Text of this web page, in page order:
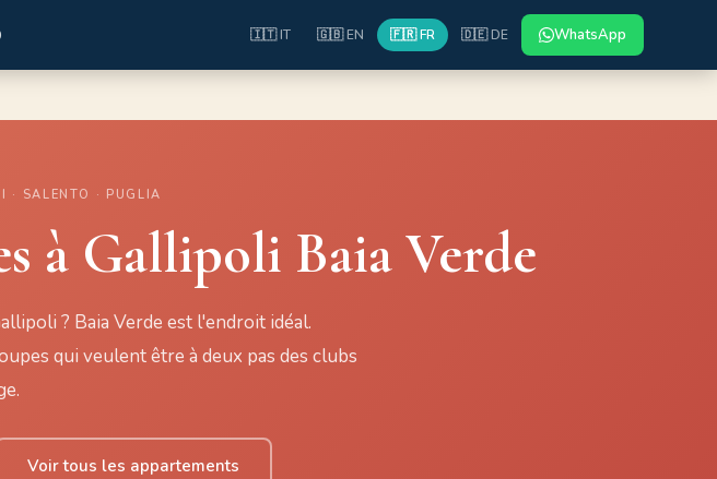
🇮🇹 IT 🇬🇧 EN 🇫🇷 FR 🇩🇪 DE WhatsApp
· SALENTO · PUGLIA
à Gallipoli Baia Verde
? Baia Verde est l'endroit idéal.
qui veulent être à deux pas des clubs
Voir tous les appartements